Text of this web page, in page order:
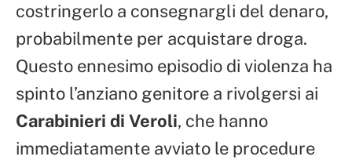
costringerlo a consegnargli del denaro,
probabilmente per acquistare droga.
Questo ennesimo episodio di violenza ha
spinto l’anziano genitore a rivolgersi ai
Carabinieri di Veroli, che hanno
immediatamente avviato le procedure